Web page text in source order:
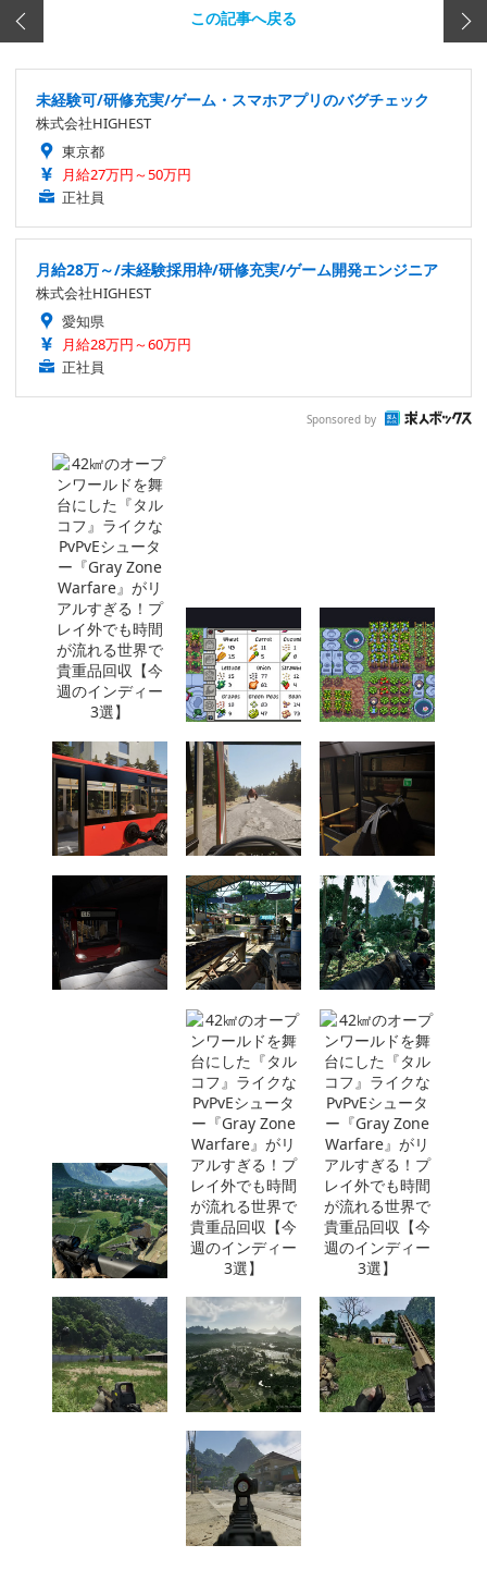
この記事へ戻る
未経験可/研修充実/ゲーム・スマホアプリのバグチェック
株式会社HIGHEST
東京都
月給27万円～50万円
正社員
月給28万～/未経験採用枠/研修充実/ゲーム開発エンジニア
株式会社HIGHEST
愛知県
月給28万円～60万円
正社員
Sponsored by